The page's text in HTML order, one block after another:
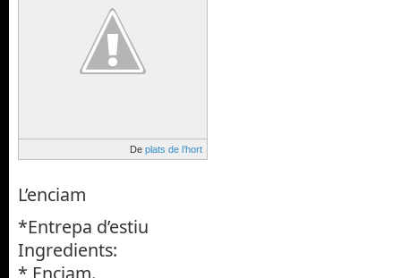
De plats de l’hort
L’enciam
*Entrepa d’estiu
Ingredients:
* Enciam.